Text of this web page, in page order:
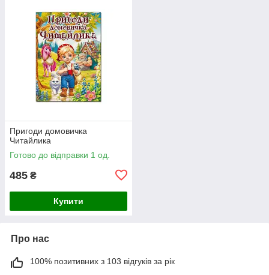
Пригоди домовичка
Читайлика
Готово до відправки 1 од.
485 ₴
Купити
Про нас
100% позитивних з 103 відгуків за рік